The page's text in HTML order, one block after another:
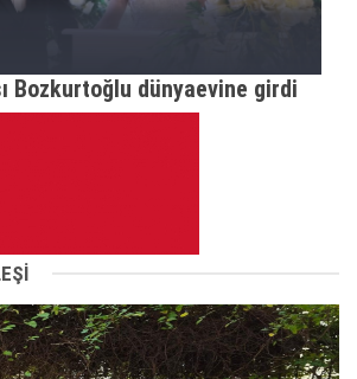
Bozkurtoğlu dünyaevine girdi